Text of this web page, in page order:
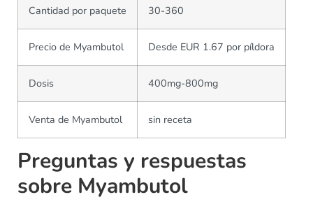
Cantidad por paquete 30-360
Precio de Myambutol Desde EUR 1.67 por píldora
Dosis 400mg-800mg
Venta de Myambutol sin receta
Preguntas y respuestas
sobre Myambutol